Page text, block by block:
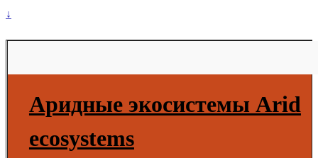
↓
Аридные экосистемы Arid
ecosystems